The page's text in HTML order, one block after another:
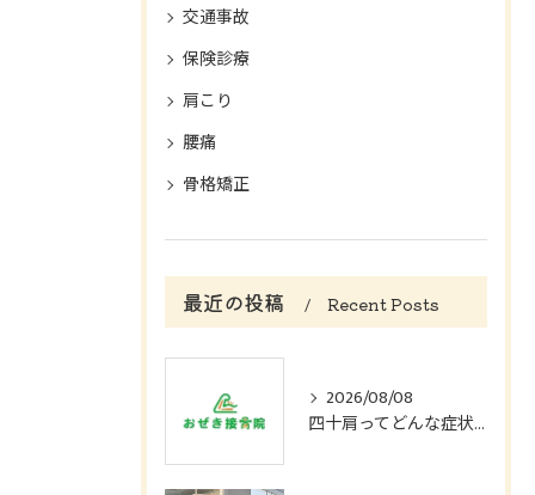
交通事故
保険診療
肩こり
腰痛
骨格矯正
最近の投稿 Recent Posts
2026/08/08
四十肩ってどんな症状？